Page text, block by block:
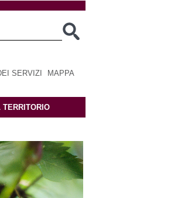
SERVIZI MAPPA
TERRITORIO